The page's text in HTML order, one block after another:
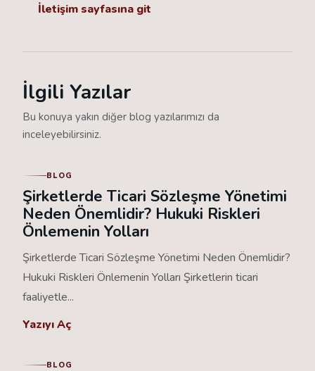
İletişim sayfasına git
İlgili Yazılar
Bu konuya yakın diğer blog yazılarımızı da
inceleyebilirsiniz.
BLOG
Şirketlerde Ticari Sözleşme Yönetimi
Neden Önemlidir? Hukuki Riskleri
Önlemenin Yolları
Şirketlerde Ticari Sözleşme Yönetimi Neden Önemlidir?
Hukuki Riskleri Önlemenin Yolları Şirketlerin ticari
faaliyetle...
Yazıyı Aç
BLOG